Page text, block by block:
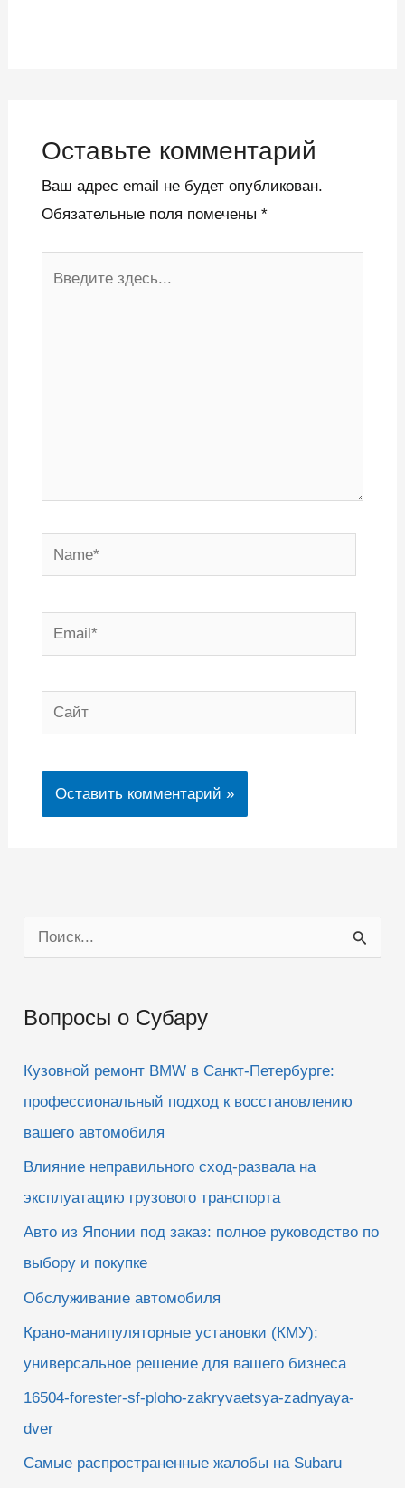
Оставьте комментарий
Ваш адрес email не будет опубликован.
Обязательные поля помечены *
Name*
Email*
Сайт
о
с
Вопросы о Субару
Кузовной ремонт BMW в Санкт-Петербурге:
профессиональный подход к восстановлению
вашего автомобиля
Влияние неправильного сход-развала на
эксплуатацию грузового транспорта
Авто из Японии под заказ: полное руководство по
выбору и покупке
Обслуживание автомобиля
Крано-манипуляторные установки (КМУ):
универсальное решение для вашего бизнеса
16504-forester-sf-ploho-zakryvaetsya-zadnyaya-
dver
Самые распространенные жалобы на Subaru